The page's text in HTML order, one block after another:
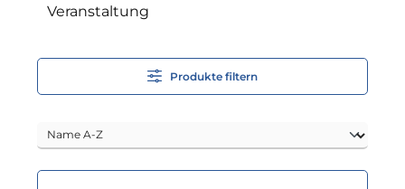
Veranstaltung
Produkte filtern